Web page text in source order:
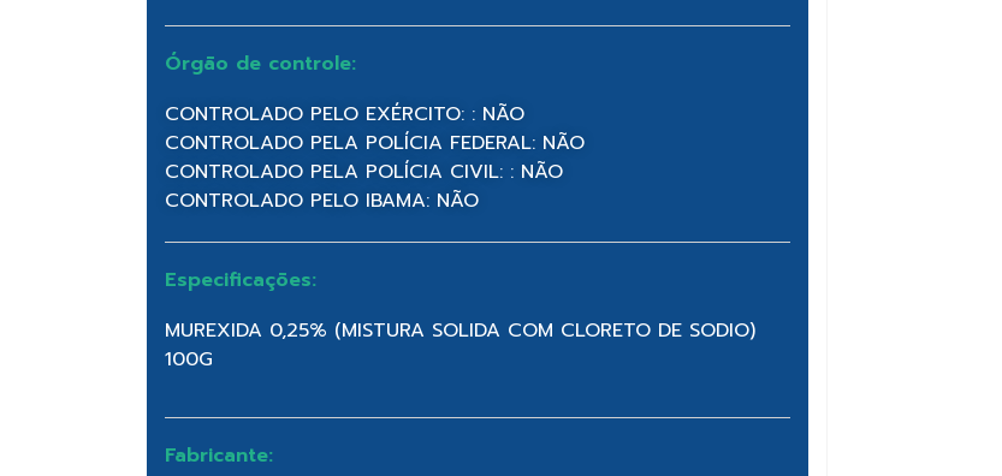
Órgão de controle:
CONTROLADO PELO EXÉRCITO: : NÃO
CONTROLADO PELA POLÍCIA FEDERAL: NÃO
CONTROLADO PELA POLÍCIA CIVIL: : NÃO
CONTROLADO PELO IBAMA: NÃO
Especificações:
MUREXIDA 0,25% (MISTURA SOLIDA COM CLORETO DE SODIO)
100G
Fabricante: